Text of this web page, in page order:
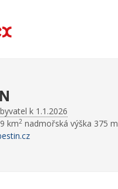
k 1.1.2026
km2 nadmořská výška 375 m